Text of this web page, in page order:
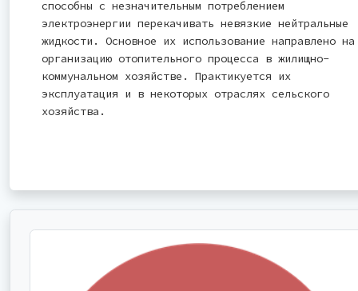
способны с незначительным потреблением
электроэнергии перекачивать невязкие нейтральные
жидкости. Основное их использование направлено на
организацию отопительного процесса в жилищно-
коммунальном хозяйстве. Практикуется их
эксплуатация и в некоторых отраслях сельского
хозяйства.